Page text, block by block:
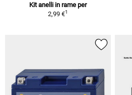
Kit anelli in rame per
2,99 €1